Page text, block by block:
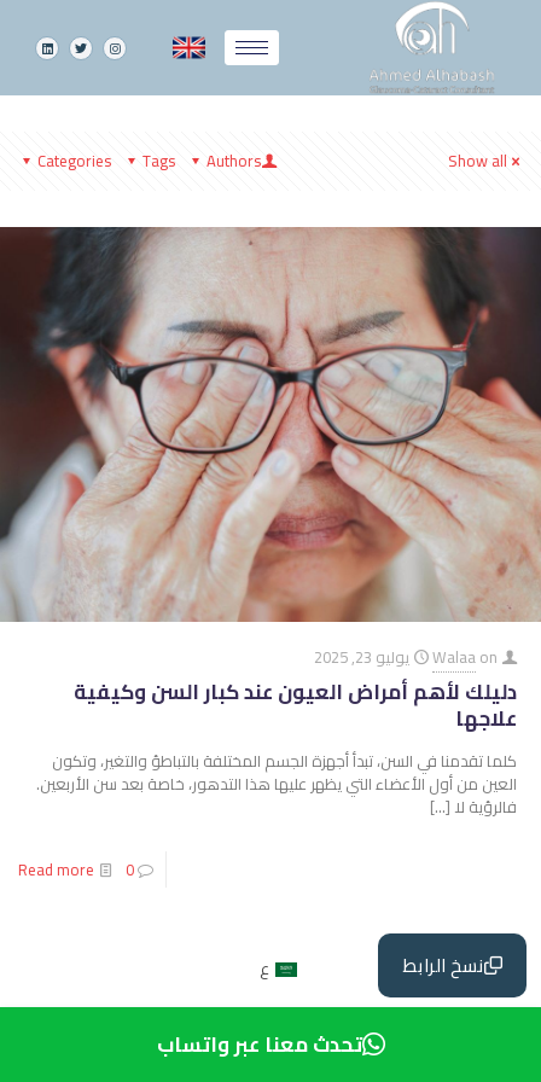
نسخ الرابط
تحدث معنا عبر واتساب
Categories Tags Authors Show all
Walaaon يوليو 23, 2025
دليلك لأهم أمراض العيون عند كبار السن وكيفية
علاجها
كلما تقدمنا في السن، تبدأ أجهزة الجسم المختلفة بالتباطؤ والتغير، وتكون
العين من أول الأعضاء التي يظهر عليها هذا التدهور، خاصة بعد سن الأربعين.
فالرؤية لا […]
0
Read more
ع